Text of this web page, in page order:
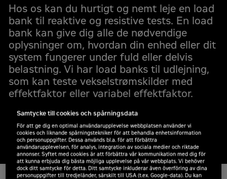
Hos os kan du hurtigt og nemt leje en load
bank til reaktive og resistive tests. En load
bank kan give dig alle de nødvendige
oplysninger om, hvordan din enhed eller dit
system fungerer under fuld eller delvis
belastning. Vi har load banks til udlejning,
som kan teste vekselstrømskilder med
effektfaktor eller variabel effektfaktor.
anvendes som uafbrudt strømforsyning.
Kontakt os i dag, så udvikler vi en løsning
til dine behov.
Samtycke till cookies och spårningsdata
För att ge dig en optimal användarupplevelse webbplatsen använder vi
cookies och liknande spårningstekniker för att behandla enhetsinformation
och personuppgifter. Dessa används bl.a. för att förbättra
användarupplevelsen, för analys, integration av sociala medier och riktade
annonser. Syftet med cookies är att förbättra vår kommunikation med dig för
att kunna erbjuda dig bästa möjliga upplevelse på vår webbplats. Vi behöver
dock ditt samtycke för detta. Ditt samtycke inkluderar även överföring av dina
personuppgifter till tredjeländer, särskilt till USA (t.ex. Google-data). Du kan